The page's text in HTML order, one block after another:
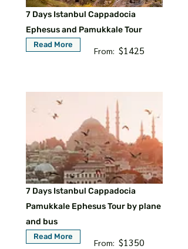
7 Days Istanbul Cappadocia
Ephesus and Pamukkale Tour
Read More
From: $1425
7 Days Istanbul Cappadocia
Pamukkale Ephesus Tour by plane
and bus
Read More
From: $1350